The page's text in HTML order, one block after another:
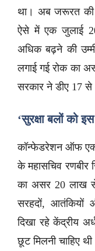
था। अब जरूरत की
ऐसे में एक जुलाई
अधिक बढ़ने की
लगाई गई रोक का
सरकार ने डीए 17 से
‘सुरक्षा बलों को
कॉन्फेडरेशन ऑफ एक्स
के महासचिव
का असर 20 लाख
सरहदों, आतंकियों
दिखा रहे केंद्रीय
छूट मिलनी चाहिए